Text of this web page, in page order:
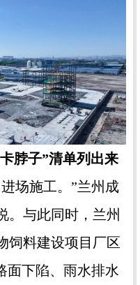
脖子”清单列出来
场施工。”兰州成
。与此同时，兰州
饲料建设项目厂区
下陷、雨水排水